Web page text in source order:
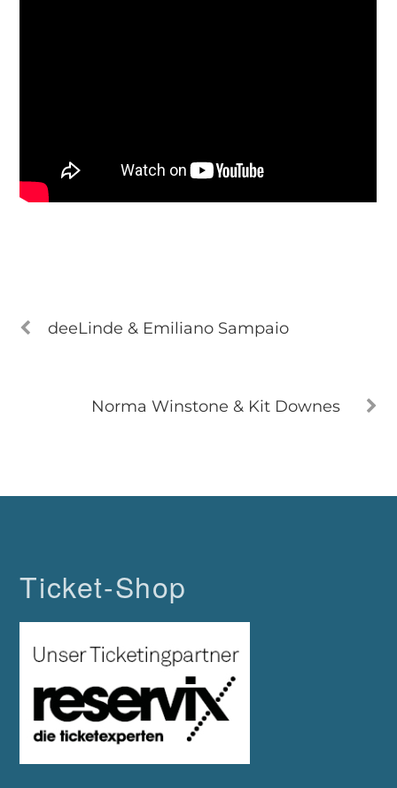
deeLinde & Emiliano Sampaio
Norma Winstone & Kit Downes
Ticket-Shop